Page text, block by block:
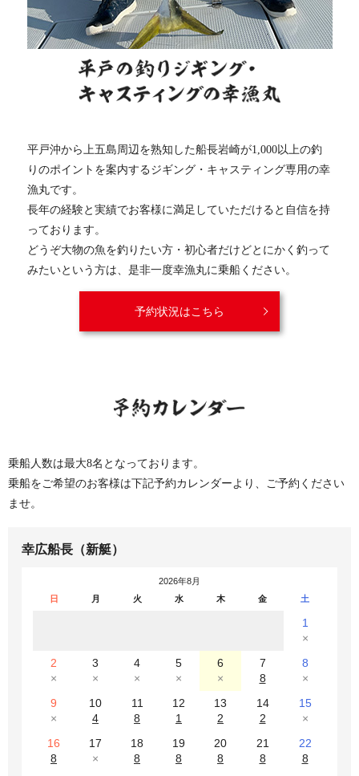
平戸沖から上五島周辺を熟知した船長岩崎が1,000以上の釣
りのポイントを案内するジギング・キャスティング専用の幸
漁丸です。
長年の経験と実績でお客様に満足していただけると自信を持
っております。
どうぞ大物の魚を釣りたい方・初心者だけどとにかく釣って
みたいという方は、是非一度幸漁丸に乗船ください。
予約状況はこちら
乗船人数は最大8名となっております。
乗船をご希望のお客様は下記予約カレンダーより、ご予約ください
ませ。
幸広船長（新艇）
2026年8月
日
月 火 水 木 金 土
1
×
2
×
3
×
4
×
5
×
6
×
7
8
8
×
9
×
10
4
11
8
12
1
13
2
14
2
15
×
16
8
17
×
18
8
19
8
20
8
21
8
22
8